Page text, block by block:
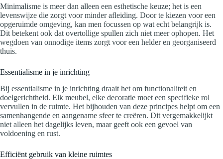
Minimalisme is meer dan alleen een esthetische keuze; het is een
levenswijze die zorgt voor minder afleiding. Door te kiezen voor een
opgeruimde omgeving, kan men focussen op wat echt belangrijk is.
Dit betekent ook dat overtollige spullen zich niet meer ophopen. Het
wegdoen van onnodige items zorgt voor een helder en georganiseerd
thuis.
Essentialisme in je inrichting
Bij essentialisme in je inrichting draait het om functionaliteit en
doelgerichtheid. Elk meubel, elke decoratie moet een specifieke rol
vervullen in de ruimte. Het bijhouden van deze principes helpt om een
samenhangende en aangename sfeer te creëren. Dit vergemakkelijkt
niet alleen het dagelijks leven, maar geeft ook een gevoel van
voldoening en rust.
Efficiënt gebruik van kleine ruimtes